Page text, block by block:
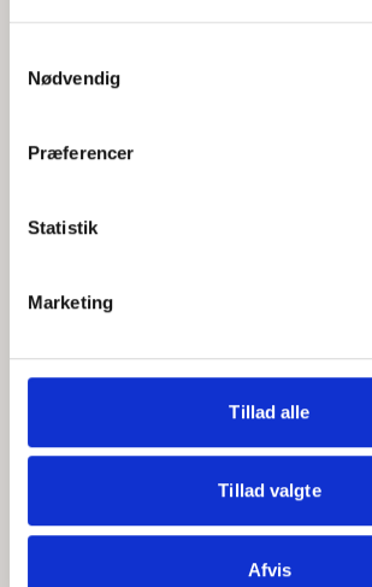
Nødvendig
Præferencer
Statistik
Marketing
Tillad alle
Tillad valgte
Afvis
Hvem er CEPOS
Medarbejdere
ABCepos
Podcast